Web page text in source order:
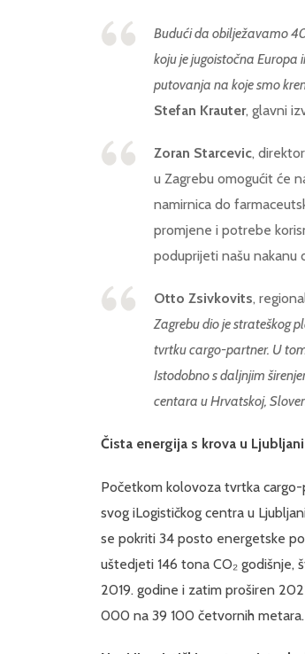
Budući da obilježavamo
koju je jugoistočna Europa
putovanja na koje smo
Stefan Krauter, glavni
Zoran Starcevic,
u Zagrebu omogućit će
namirnica do
promjene i potrebe
poduprijeti našu nakanu
Otto Zsivkovits,
Zagrebu dio je strateškog
tvrtku cargo-partner. U
Istodobno s daljnjim
centara u Hrvatskoj,
Čista energija s krova u Ljubljani
Početkom kolovoza tvrtka
svog iLogističkog centra u
se pokriti 34 posto energetske
uštedjeti 146 tona CO₂ godišnje,
2019. godine i zatim proširen
000 na 39 100 četvornih metara.